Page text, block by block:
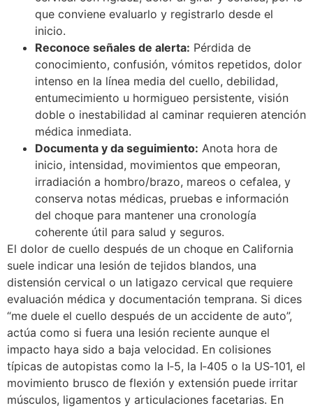
que conviene evaluarlo y registrarlo desde el
inicio.
Reconoce señales de alerta: Pérdida de
conocimiento, confusión, vómitos repetidos, dolor
intenso en la línea media del cuello, debilidad,
entumecimiento u hormigueo persistente, visión
doble o inestabilidad al caminar requieren atención
médica inmediata.
Documenta y da seguimiento: Anota hora de
inicio, intensidad, movimientos que empeoran,
irradiación a hombro/brazo, mareos o cefalea, y
conserva notas médicas, pruebas e información
del choque para mantener una cronología
coherente útil para salud y seguros.
El dolor de cuello después de un choque en California
suele indicar una lesión de tejidos blandos, una
distensión cervical o un latigazo cervical que requiere
evaluación médica y documentación temprana. Si dices
“me duele el cuello después de un accidente de auto”,
actúa como si fuera una lesión reciente aunque el
impacto haya sido a baja velocidad. En colisiones
típicas de autopistas como la I‑5, la I‑405 o la US‑101, el
movimiento brusco de flexión y extensión puede irritar
músculos, ligamentos y articulaciones facetarias. En